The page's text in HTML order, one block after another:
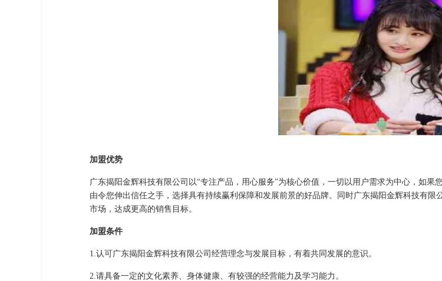
加盟优势
广东揭阳金辉科技有限公司以“专注产品，用心服务”为核心价值，一切以用户需求为中心，如
由令您伸出信任之手，选择具有持续赢利保障和发展前景的好品牌。同时广东揭阳金辉科技有
市场，达成更高的销售目标。
加盟条件
1.认可广东揭阳金辉科技有限公司经营理念与发展目标，有着共同发展的意识。
2.请具备一定的文化素养、身体健康、有较强的经营能力及学习能力。